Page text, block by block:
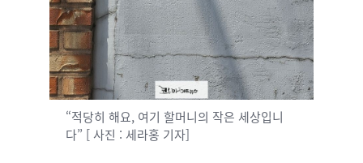
“적당히 해요, 여기 할머니의 작은 세상입니
다” [ 사진 : 세라홍 기자]